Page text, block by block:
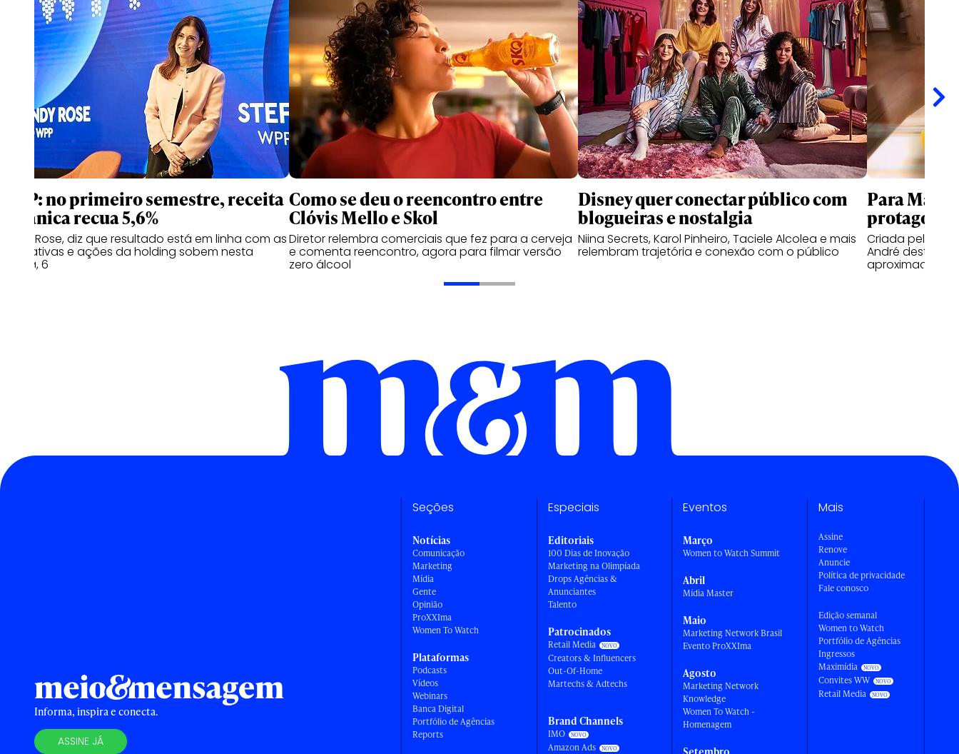
WPP: no primeiro semestre, receita
orgânica recua 5,6%
Cindy Rose, diz que resultado está em linha com as
estimativas e ações da holding sobem nesta
quinta, 6
Como se deu o reencontro entre
Clóvis Mello e Skol
Diretor relembra comerciais que fez para a cerveja
e comenta reencontro, agora para filmar versão
zero álcool
Disney quer conectar público com
blogueiras e nostalgia
Niina Secrets, Karol Pinheiro, Taciele Alcolea e mais
relembram trajetória e conexão com o público
Para
Criada pela
André destaca
aproximação
Informa, inspira e conecta.
ASSINE JÁ
Seções
Notícias
Comunicação
Marketing
Mídia
Gente
Opinião
ProXXIma
Women To Watch
Plataformas
Podcasts
Vídeos
Webinars
Banca Digital
Portfólio de Agências
Reports
Especiais
Editoriais
100 Dias de Inovação
Marketing na Olimpíada
Drops Agências &
Anunciantes
Talento
Patrocinados
Retail Media
Creators & Influencers
Out-Of-Home
Martechs & Adtechs
Brand Channels
IMO
Amazon Ads
Eventos
Março
Women to Watch Summit
Abril
Mídia Master
Maio
Marketing Network Brasil
Evento ProXXIma
Agosto
Marketing Network
Knowledge
Women To Watch -
Homenagem
Mais
Assine
Renove
Anuncie
Política de privacidade
Fale conosco
Edição semanal
Women to Watch
Portfólio de Agências
Ingressos
Maximídia
Convites WW
Retail Media